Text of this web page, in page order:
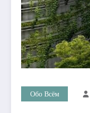
Обо Всём